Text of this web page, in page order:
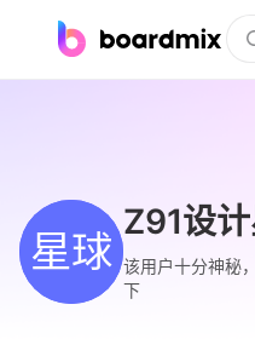
下载
会员
企业服务
星球
Z91设
该用户十分神秘
下